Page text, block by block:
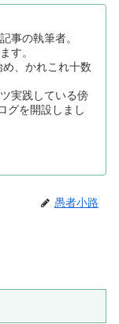
事の執筆者。
す。
、かれこれ十数
実践している傍
グを開設しまし
愚者小路